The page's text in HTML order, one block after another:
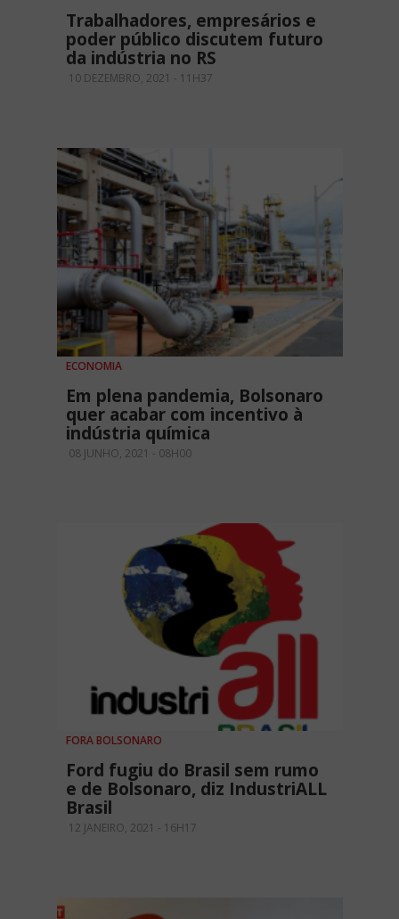
Trabalhadores, empresários e
poder público discutem futuro
da indústria no RS
10 DEZEMBRO, 2021 - 11H37
ECONOMIA
Em plena pandemia, Bolsonaro
quer acabar com incentivo à
indústria química
08 JUNHO, 2021 - 08H00
FORA BOLSONARO
Ford fugiu do Brasil sem rumo
e de Bolsonaro, diz IndustriALL
Brasil
12 JANEIRO, 2021 - 16H17